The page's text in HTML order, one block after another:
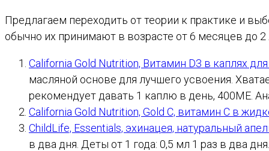
Предлагаем переходить от теории к практике и
обычно их принимают в возрасте от 6 месяцев до 2
California Gold Nutrition, Витамин D3 в каплях
масляной основе для лучшего усвоения.
рекомендует давать 1 каплю в день, 400МЕ.
California Gold Nutrition, Gold C, витамин C в
ChildLife, Essentials, эхинацея, натуральный
в два дня. Деты от 1 года: 0,5 мл 1 раз в два